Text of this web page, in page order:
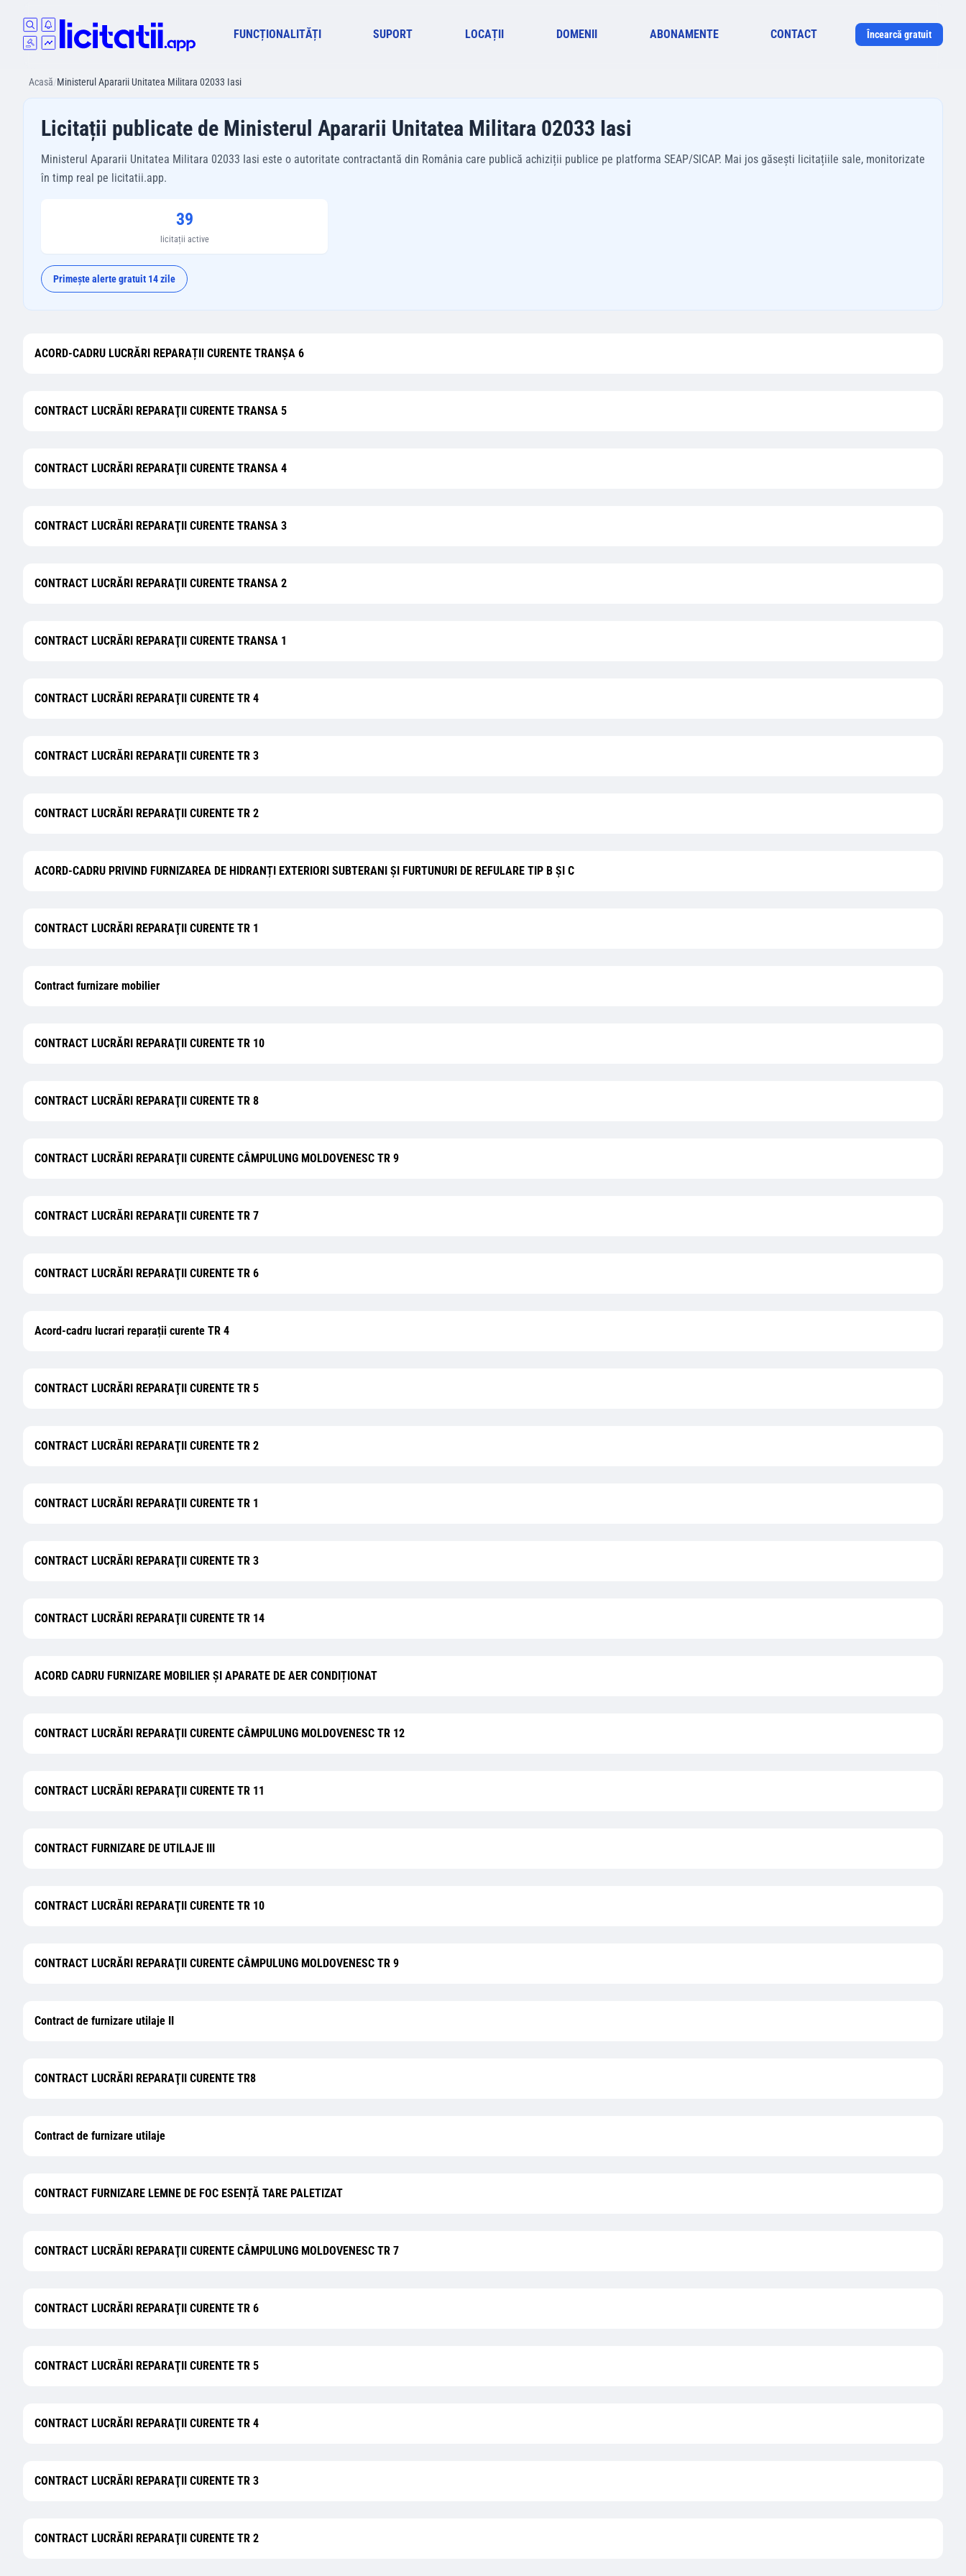
FUNCȚIONALITĂȚI SUPORT LOCAȚII DOMENII ABONAMENTE CONTACT Încearcă gratuit
Acasă/Ministerul Apararii Unitatea Militara 02033 Iasi
Licitații publicate de Ministerul Apararii Unitatea Militara 02033 Iasi
Ministerul Apararii Unitatea Militara 02033 Iasi este o autoritate contractantă din România care publică achiziții publice pe platforma SEAP/SICAP. Mai jos găsești licitațiile sale, monitorizate
în timp real pe licitatii.app.
39
licitații active
Primește alerte gratuit 14 zile
ACORD-CADRU LUCRĂRI REPARAȚII CURENTE TRANȘA 6
CONTRACT LUCRĂRI REPARAŢII CURENTE TRANSA 5
CONTRACT LUCRĂRI REPARAŢII CURENTE TRANSA 4
CONTRACT LUCRĂRI REPARAŢII CURENTE TRANSA 3
CONTRACT LUCRĂRI REPARAŢII CURENTE TRANSA 2
CONTRACT LUCRĂRI REPARAŢII CURENTE TRANSA 1
CONTRACT LUCRĂRI REPARAŢII CURENTE TR 4
CONTRACT LUCRĂRI REPARAŢII CURENTE TR 3
CONTRACT LUCRĂRI REPARAŢII CURENTE TR 2
ACORD-CADRU PRIVIND FURNIZAREA DE HIDRANȚI EXTERIORI SUBTERANI ȘI FURTUNURI DE REFULARE TIP B ȘI C
CONTRACT LUCRĂRI REPARAŢII CURENTE TR 1
Contract furnizare mobilier
CONTRACT LUCRĂRI REPARAŢII CURENTE TR 10
CONTRACT LUCRĂRI REPARAŢII CURENTE TR 8
CONTRACT LUCRĂRI REPARAŢII CURENTE CÂMPULUNG MOLDOVENESC TR 9
CONTRACT LUCRĂRI REPARAŢII CURENTE TR 7
CONTRACT LUCRĂRI REPARAŢII CURENTE TR 6
Acord-cadru lucrari reparații curente TR 4
CONTRACT LUCRĂRI REPARAŢII CURENTE TR 5
CONTRACT LUCRĂRI REPARAŢII CURENTE TR 2
CONTRACT LUCRĂRI REPARAŢII CURENTE TR 1
CONTRACT LUCRĂRI REPARAŢII CURENTE TR 3
CONTRACT LUCRĂRI REPARAŢII CURENTE TR 14
ACORD CADRU FURNIZARE MOBILIER ȘI APARATE DE AER CONDIȚIONAT
CONTRACT LUCRĂRI REPARAŢII CURENTE CÂMPULUNG MOLDOVENESC TR 12
CONTRACT LUCRĂRI REPARAŢII CURENTE TR 11
CONTRACT FURNIZARE DE UTILAJE III
CONTRACT LUCRĂRI REPARAŢII CURENTE TR 10
CONTRACT LUCRĂRI REPARAŢII CURENTE CÂMPULUNG MOLDOVENESC TR 9
Contract de furnizare utilaje II
CONTRACT LUCRĂRI REPARAŢII CURENTE TR8
Contract de furnizare utilaje
CONTRACT FURNIZARE LEMNE DE FOC ESENȚĂ TARE PALETIZAT
CONTRACT LUCRĂRI REPARAŢII CURENTE CÂMPULUNG MOLDOVENESC TR 7
CONTRACT LUCRĂRI REPARAŢII CURENTE TR 6
CONTRACT LUCRĂRI REPARAŢII CURENTE TR 5
CONTRACT LUCRĂRI REPARAŢII CURENTE TR 4
CONTRACT LUCRĂRI REPARAŢII CURENTE TR 3
CONTRACT LUCRĂRI REPARAŢII CURENTE TR 2